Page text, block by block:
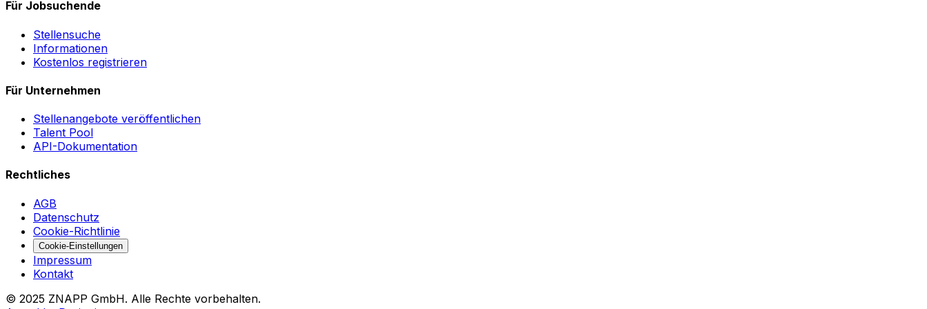
Für Jobsuchende
Stellensuche
Informationen
Kostenlos registrieren
Für Unternehmen
Stellenangebote veröffentlichen
Talent Pool
API-Dokumentation
Rechtliches
AGB
Datenschutz
Cookie-Richtlinie
Cookie-Einstellungen
Impressum
Kontakt
© 2025 ZNAPP GmbH. Alle Rechte vorbehalten.